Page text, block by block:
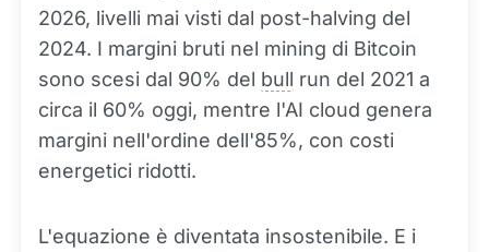
2026, livelli mai visti dal post-halving del
2024. I margini bruti nel mining di Bitcoin
sono scesi dal 90% del bull run del 2021 a
circa il 60% oggi, mentre l'AI cloud genera
margini nell'ordine dell'85%, con costi
energetici ridotti.
L'equazione è diventata insostenibile. E i